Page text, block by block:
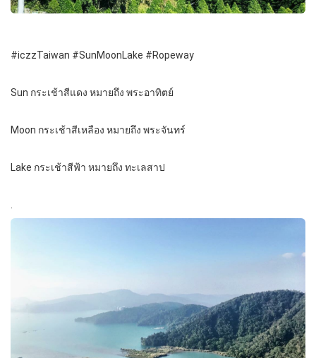
#iczzTaiwan #SunMoonLake #Ropeway
Sun กระเช้าสีแดง หมายถึง พระอาทิตย์
Moon กระเช้าสีเหลือง หมายถึง พระจันทร์
Lake กระเช้าสีฟ้า หมายถึง ทะเลสาป
.